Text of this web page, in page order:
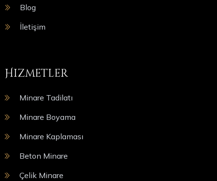
Blog
İletişim
Hizmetler
Minare Tadilatı
Minare Boyama
Minare Kaplaması
Beton Minare
Çelik Minare